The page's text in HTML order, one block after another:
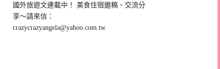
國外旅遊文連載中！ 美食住宿邀稿、交流分
享～請來信：
crazycrazyangela@yahoo.com.tw